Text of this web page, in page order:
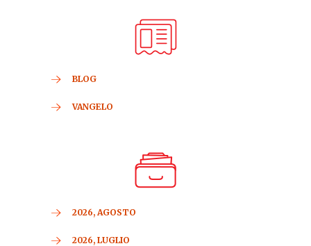
BLOG
VANGELO
2026, AGOSTO
2026, LUGLIO